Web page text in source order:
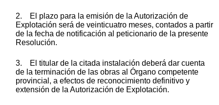
2. El plazo para la emisión de la Autorización de
Explotación será de veinticuatro meses, contados a partir
de la fecha de notificación al peticionario de la presente
Resolución.
3. El titular de la citada instalación deberá dar cuenta
de la terminación de las obras al Órgano competente
provincial, a efectos de reconocimiento definitivo y
extensión de la Autorización de Explotación.